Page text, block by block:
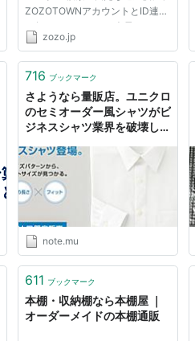
ZOZOTOWNアカウントとID連携
を行ってください。 会員でない
方でも「お気に入り」機能が 使
だった「お気に入り」機能を使っ
ンドを追...
zozo.jp
716 ブックマーク
さようなら量販店。ユニクロ
のセミオーダー風シャツがビ
ジネスシャツ業界を破壊しそ
note.mu
611 ブックマーク
本棚・収納棚なら本棚屋 ｜
オーダーメイドの本棚通販